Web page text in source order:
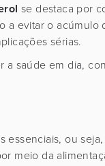
se destaca por
a evitar o
sérias.
a saúde em dia,
essenciais, ou
meio da